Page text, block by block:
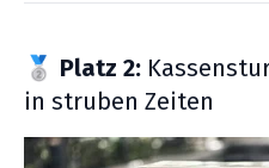
🥈 Platz 2:
in struben Zeiten